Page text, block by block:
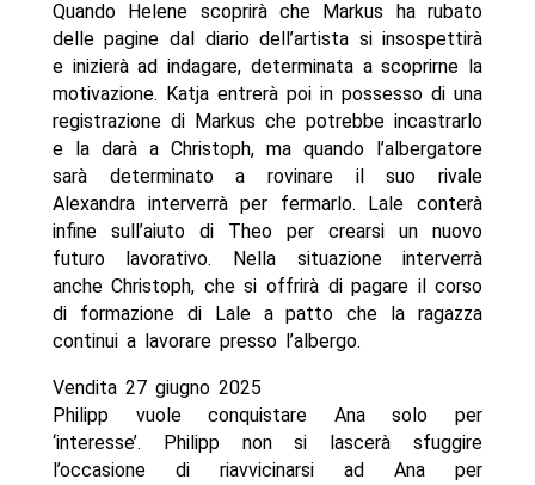
Quando Helene scoprirà che Markus ha rubato
delle pagine dal diario dell’artista si insospettirà
e inizierà ad indagare, determinata a scoprirne la
motivazione. Katja entrerà poi in possesso di una
registrazione di Markus che potrebbe incastrarlo
e la darà a Christoph, ma quando l’albergatore
sarà determinato a rovinare il suo rivale
Alexandra interverrà per fermarlo. Lale conterà
infine sull’aiuto di Theo per crearsi un nuovo
futuro lavorativo. Nella situazione interverrà
anche Christoph, che si offrirà di pagare il corso
di formazione di Lale a patto che la ragazza
continui a lavorare presso l’albergo.
Vendita 27 giugno 2025
Philipp vuole conquistare Ana solo per
‘interesse’. Philipp non si lascerà sfuggire
l’occasione di riavvicinarsi ad Ana per